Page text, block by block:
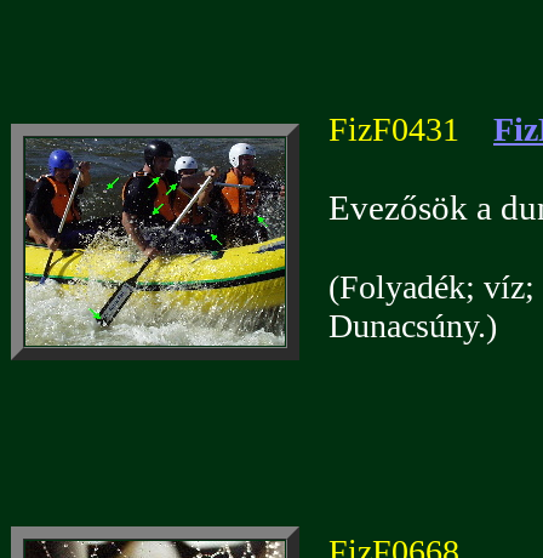
FizF0431
Evezősök a
(Folyadék; víz;
Dunacsúny.)